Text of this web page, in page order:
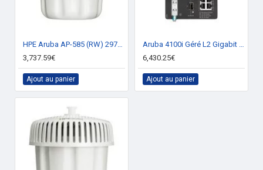
HPE Aruba AP-585 (RW) 2970 Mbit/s Blanc Connexion Ethernet POE
3,737.59€
Ajout au panier
Aruba 4100i Géré L2 Gigabit Ethernet (10/100/1000) Connexion Ethernet POE 4U Noir
6,430.25€
Ajout au panier